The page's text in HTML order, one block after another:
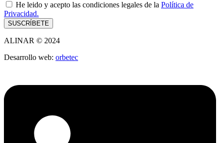
He leido y acepto las condiciones legales de la Política de
Privacidad.
SUSCRÍBETE
ALINAR © 2024
Desarrollo web: orbetec